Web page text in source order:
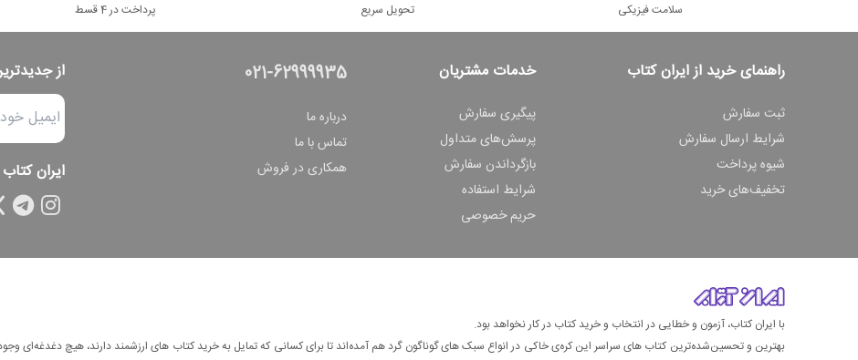
سلامت فیزیکی تحویل سریع پرداخت در 4 قسط
راهنمای خرید از ایران کتاب
ثبت سفارش
شرایط ارسال سفارش
شیوه پرداخت
تخفیف‌های خرید
خدمات مشتریان
پیگیری سفارش
پرسش‌های متداول
بازگرداندن سفارش
شرایط استفاده
حریم خصوصی
021-62999935
درباره ما
تماس با ما
همکاری در فروش
از
ایران
با ایران کتاب، آزمون و خطایی در انتخاب و خرید کتاب در کار نخواهد بود.
بهترین و تحسین‌شده‌ترین کتاب‌ های سراسر این کره‌ی خاکی در انواع سبک های گوناگون گرد هم آمده‌اند تا برای کسانی که تمایل به خرید کتاب های ارزشمند دارند، هیچ دغدغه‌ای